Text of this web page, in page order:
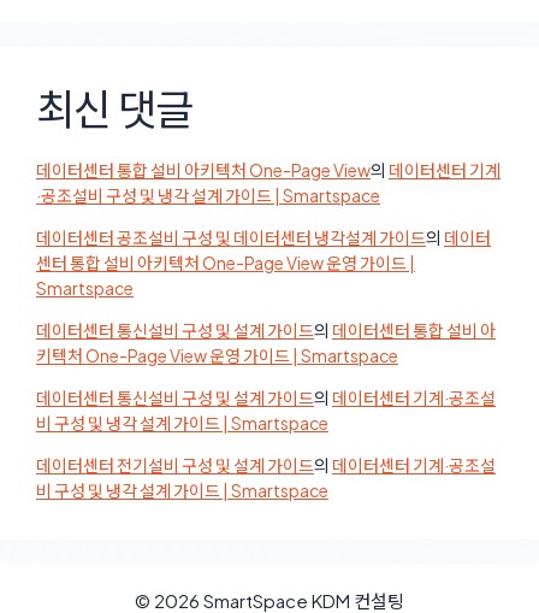
최신 댓글
데이터센터 통합 설비 아키텍처 One-Page View의 데이터센터 기계
·공조설비 구성 및 냉각 설계 가이드 | Smartspace
데이터센터 공조설비 구성 및 데이터센터 냉각설계 가이드의 데이터
센터 통합 설비 아키텍처 One-Page View 운영 가이드 |
Smartspace
데이터센터 통신설비 구성 및 설계 가이드의 데이터센터 통합 설비 아
키텍처 One-Page View 운영 가이드 | Smartspace
데이터센터 통신설비 구성 및 설계 가이드의 데이터센터 기계·공조설
비 구성 및 냉각 설계 가이드 | Smartspace
데이터센터 전기설비 구성 및 설계 가이드의 데이터센터 기계·공조설
비 구성 및 냉각 설계 가이드 | Smartspace
© 2026 SmartSpace KDM 컨설팅